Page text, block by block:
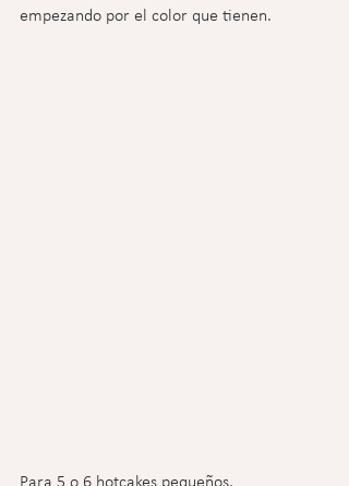
empezando por el color que tienen.
Para 5 o 6 hotcakes pequeños.